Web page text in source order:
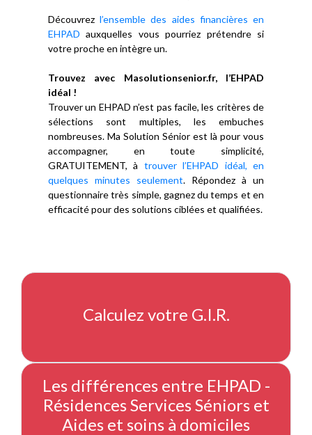
Découvrezl’ensemble des aides financières en
EHPADauxquelles vous pourriez prétendre si
votre proche en intègre un.
Trouvez avec Masolutionsenior.fr, l’EHPAD
idéal !
Trouver un EHPAD n’est pas facile, les critères de
sélections sont multiples, les embuches
nombreuses. Ma Solution Sénior est là pour vous
accompagner, en toute simplicité,
GRATUITEMENT, à trouver l’EHPAD idéal, en
quelques minutes seulement. Répondez à un
questionnaire très simple, gagnez du temps et en
efficacité pour des solutions ciblées et qualifiées.
Calculez votre G.I.R.
Les différences entre EHPAD -
Résidences Services Séniors et
Aides et soins à domiciles